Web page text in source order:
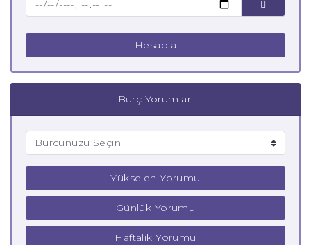
Hesapla
Burç Yorumları
Yükselen Yorumu
Günlük Yorumu
Haftalık Yorumu